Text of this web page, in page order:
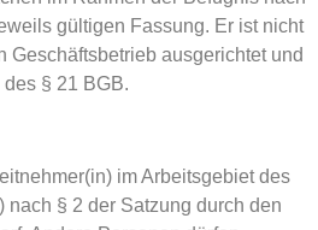
gültigen Fassung. Er ist nicht
Geschäftsbetrieb ausgerichtet und
§ 21 BGB.
im Arbeitsgebiet des
nach § 2 der Satzung durch den